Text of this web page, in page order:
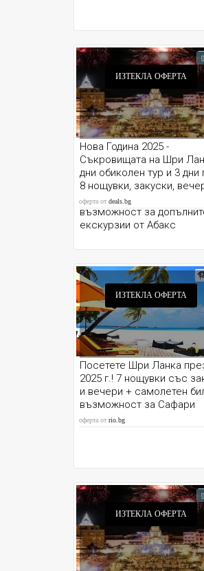
ИЗТЕКЛА ОФЕРТА
Нова Година 2025 -
Съкровищата на Шри
дни обиколен тур и 3 дни
8 нощувки, закуски,
летищни такси,
възможност за
екскурзии от Абакс
оферта отdeals.bg
ИЗТЕКЛА ОФЕРТА
Посетете Шри Ланка
2025 г.! 7 нощувки със
и вечери + самолетен
възможност за Сафари
оферта отrio.bg
ИЗТЕКЛА ОФЕРТА